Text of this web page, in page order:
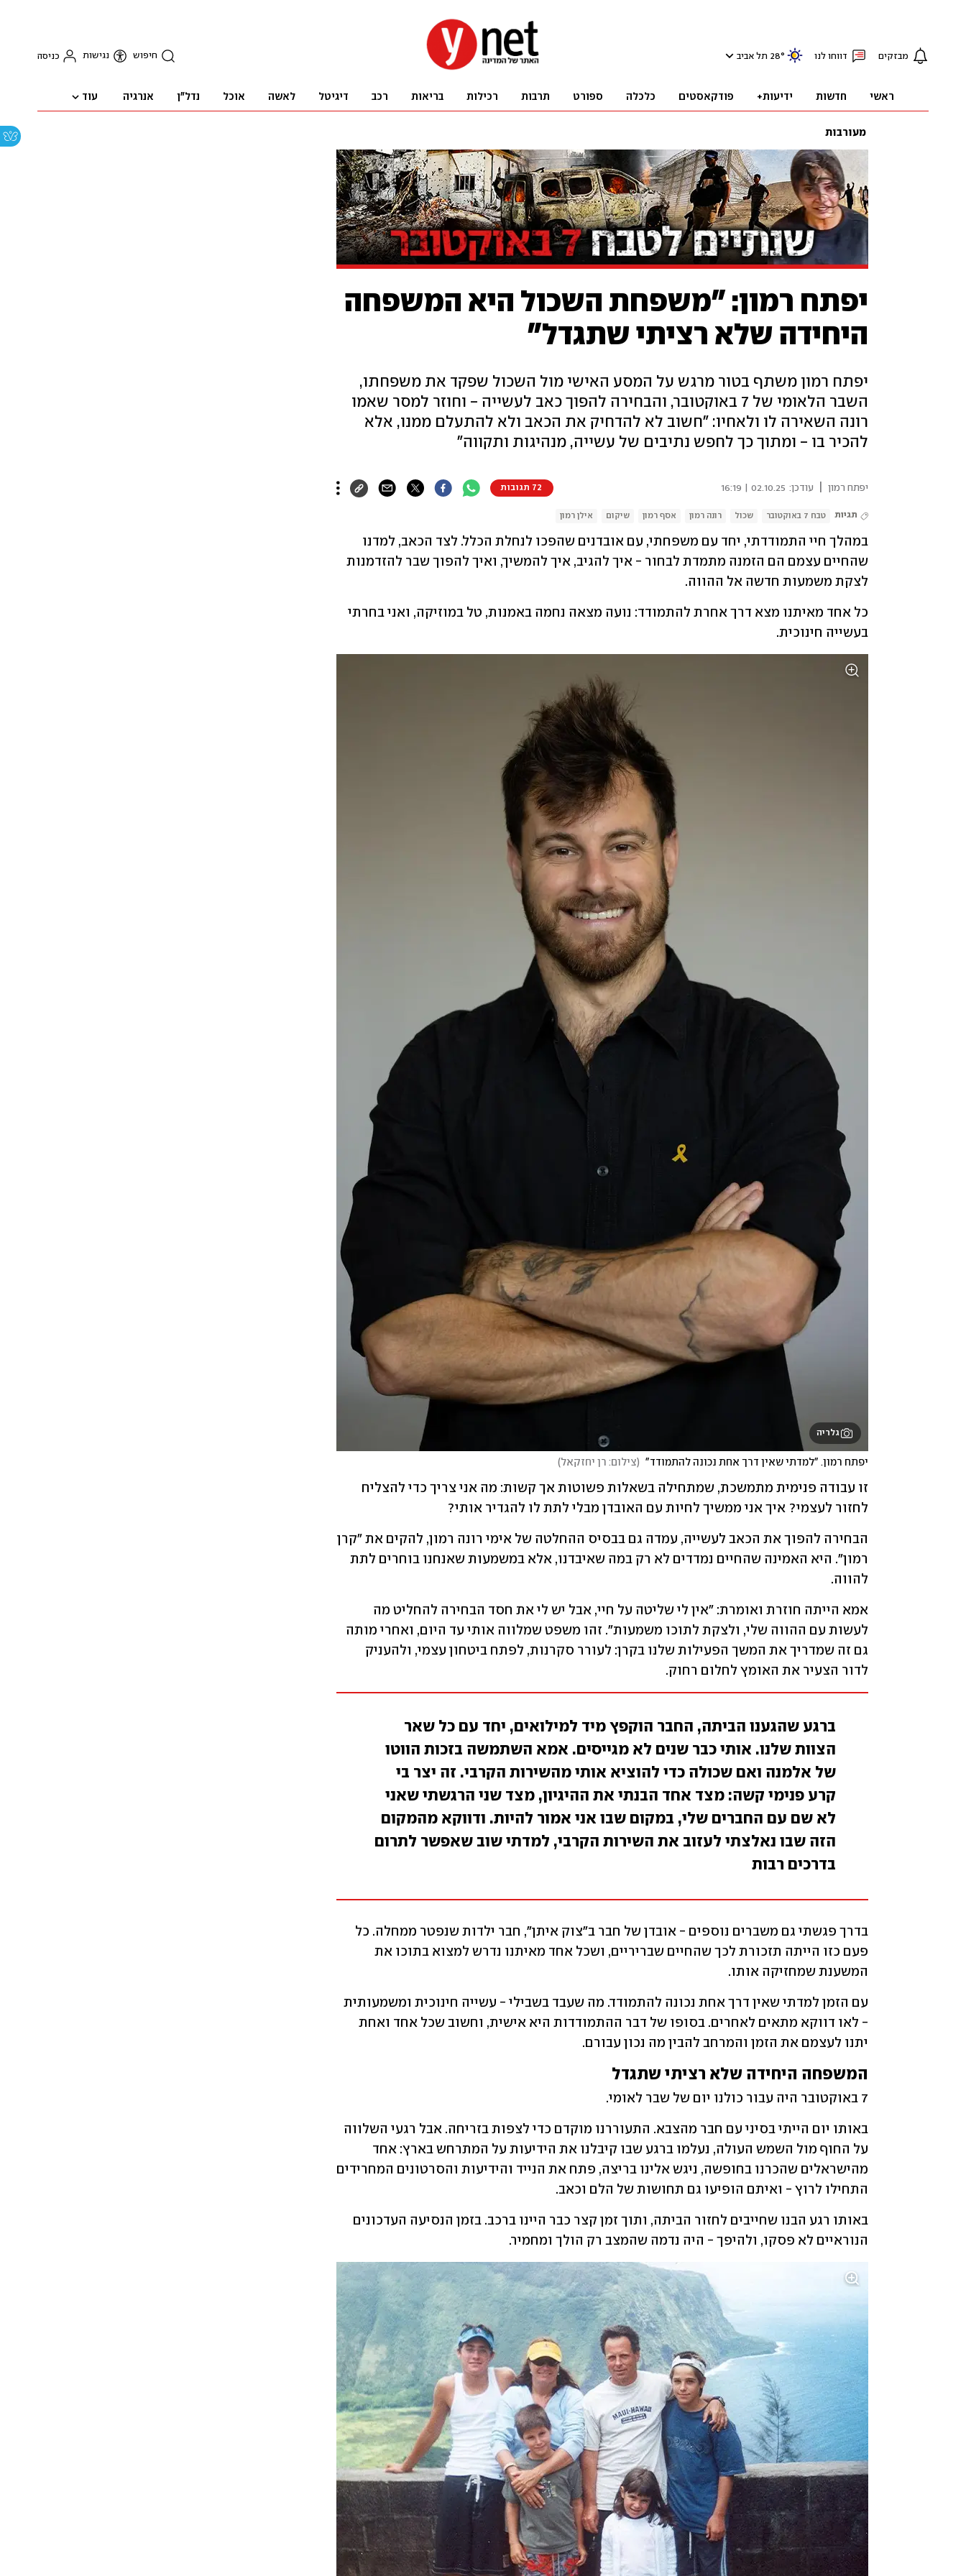
מבזקים דווחו לנו 28° תל אביב חיפוש נגישות כניסה
ראשי חדשות ידיעות+ פודקאסטים כלכלה ספורט תרבות רכילות בריאות רכב דיגיטל לאשה אוכל נדל"ן אנרגיה עוד
מעורבות
יפתח רמון: "משפחת השכול היא המשפחה
היחידה שלא רציתי שתגדל"
יפתח רמון משתף בטור מרגש על המסע האישי מול השכול שפקד את משפחתו,
השבר הלאומי של 7 באוקטובר, והבחירה להפוך כאב לעשייה - וחוזר למסר שאמו
רונה השאירה לו ולאחיו: "חשוב לא להדחיק את הכאב ולא להתעלם ממנו, אלא
להכיר בו - ומתוך כך לחפש נתיבים של עשייה, מנהיגות ותקווה"
יפתח רמון עודכן: 02.10.25 | 16:19 72 תגובות
תגיות טבח 7 באוקטובר שכול רונה רמון אסף רמון שיקום אילן רמון
לצקת משמעות חדשה אל ההווה.
בעשייה חינוכית.
גלריה
יפתח רמון. "למדתי שאין דרך אחת נכונה להתמודד" (צילום: רן יחזקאל)
לחזור לעצמי? איך אני ממשיך לחיות עם האובדן מבלי לתת לו להגדיר אותי?
להווה.
לדור הצעיר את האומץ לחלום רחוק.
ברגע שהגענו הביתה, החבר הוקפץ מיד למילואים, יחד עם כל שאר
הצוות שלנו. אותי כבר שנים לא מגייסים. אמא השתמשה בזכות הווטו
של אלמנה ואם שכולה כדי להוציא אותי מהשירות הקרבי. זה יצר בי
קרע פנימי קשה: מצד אחד הבנתי את ההיגיון, מצד שני הרגשתי שאני
לא שם עם החברים שלי, במקום שבו אני אמור להיות. ודווקא מהמקום
הזה שבו נאלצתי לעזוב את השירות הקרבי, למדתי שוב שאפשר לתרום
בדרכים רבות
המשענת שמחזיקה אותו.
יתנו לעצמם את הזמן והמרחב להבין מה נכון עבורם.
המשפחה היחידה שלא רציתי שתגדל
7 באוקטובר היה עבור כולנו יום של שבר לאומי.
התחילו לרוץ - ואיתם הופיעו גם תחושות של הלם וכאב.
הנוראיים לא פסקו, ולהיפך - היה נדמה שהמצב רק הולך ומחמיר.